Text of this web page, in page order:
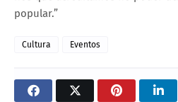
popular.”
Cultura Eventos